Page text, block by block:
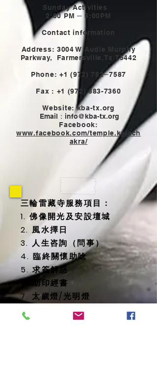
Sunday Activities
2:00 PM ─ 5:00PM
Contact information
Address: 3004 W Audie Murphy
Parkway, Farmersville,Tx 75442
Phone: +1 (972) 782─7587
Fax : +1 (972) 883-7360
Website: kba-tx.org
Email： info@kba-tx.org
Facebook:
www.facebook.com/temple.kalach
akra/
三輪雷藏寺服務項目：
1. 佛像開光及安設壇城
2. 風水擇日
3. 人生咨詢（問事）
4. 臨終關懷助唸
5. 求簽解惑
6. 助印經書
7. 太歲燈/光明燈
8. 消災延壽藥師佛燈
9. 地藏殿提供